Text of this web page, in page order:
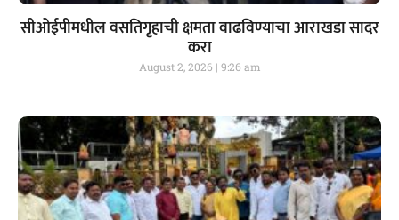
सीओईपीमधील वसतिगृहाची क्षमता वाढविण्याचा आराखडा सादर
करा
August 2, 2026 9:26 am